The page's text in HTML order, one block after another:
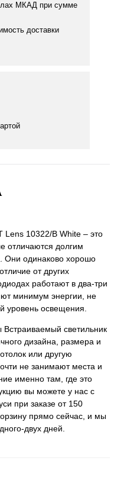
МКАД при сумме
доставки
Lens 10322/B White ‒ это
отличаются долгим
Они одинаково хорошо
от других
работают в два-три
минимум энергии, не
уровень освещения.
светильник
дизайна, размера и
или другую
не занимают места и
именно там, где это
вы можете у нас с
при заказе от 150
прямо сейчас, и мы
двух дней.